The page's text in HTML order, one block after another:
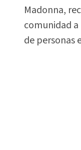
Madonna,
comunidad
de personas